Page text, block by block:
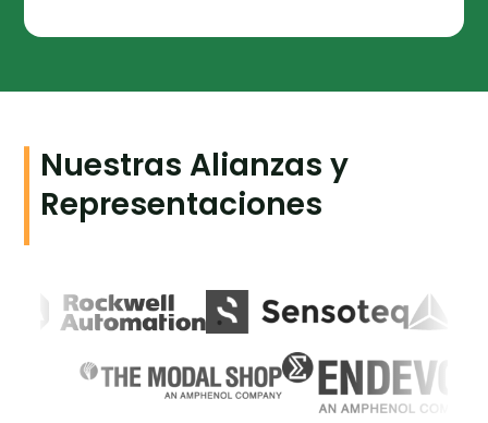
Nuestras Alianzas y
Representaciones